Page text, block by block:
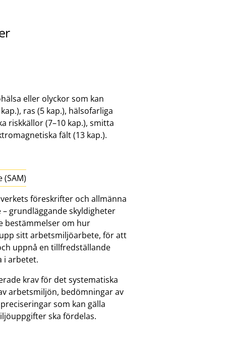
eller olyckor som kan
ras (5 kap.), hälsofarliga
riskkällor (7–10 kap.), smitta
fält (13 kap.).
föreskrifter och allmänna
grundläggande skyldigheter
bestämmelser om hur
sitt arbetsmiljöarbete, för att
uppnå en tillfredställande
i arbetet.
krav för det systematiska
arbetsmiljön, bedömningar av
som kan gälla
ska fördelas.